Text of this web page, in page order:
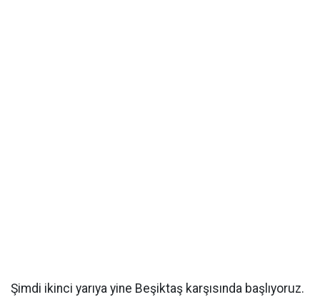
Şimdi ikinci yarıya yine Beşiktaş karşısında başlıyoruz.